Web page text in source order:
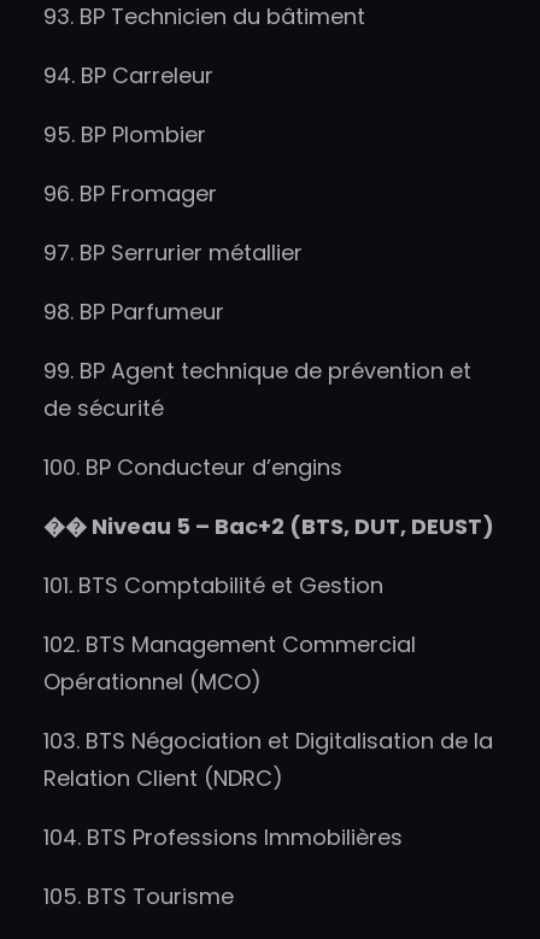
93. BP Technicien du bâtiment
94. BP Carreleur
95. BP Plombier
96. BP Fromager
97. BP Serrurier métallier
98. BP Parfumeur
99. BP Agent technique de prévention et
de sécurité
100. BP Conducteur d’engins
�� Niveau 5 – Bac+2 (BTS, DUT, DEUST)
101. BTS Comptabilité et Gestion
102. BTS Management Commercial
Opérationnel (MCO)
103. BTS Négociation et Digitalisation de la
Relation Client (NDRC)
104. BTS Professions Immobilières
105. BTS Tourisme